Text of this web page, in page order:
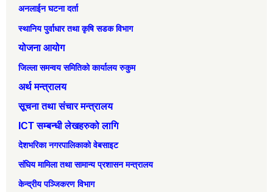
अनलाईन घटना दर्ता
स्थानिय पुर्वाधार तथा कृषि सडक विभाग
योजना आयोग
जिल्ला समन्वय समितिको कार्यालय रुकुम
अर्थ मन्त्रालय
सूचना तथा संचार मन्त्रालय
ICT सम्बन्धी लेखहरुको लागि
देशभरिका नगरपालिकाको वेबसाइट
संघिय मामिला तथा सामान्‍य प्रशासन मन्त्रालय
केन्द्रीय पञ्जिकरण विभाग